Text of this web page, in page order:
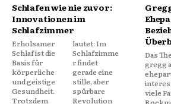
Schlafen wie nie zuvor:
Innovationen im
Schlafzimmer
Erholsamer
Schlaf ist die
Basis für
körperliche
und geistige
Gesundheit.
Trotzdem
lautet: Im
Schlafzimme
r findet
gerade eine
stille, aber
spürbare
Revolution
Das
gregg
viele